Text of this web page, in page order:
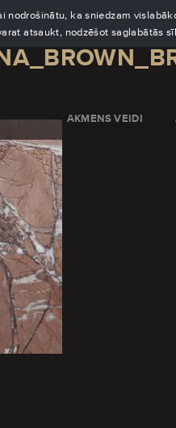
nodrošinātu, ka sniedzam
atsaukt, nodzēšot saglabātās
AKMENS VEIDI